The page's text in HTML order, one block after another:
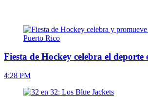
Fiesta de Hockey celebra el deporte
4:28 PM